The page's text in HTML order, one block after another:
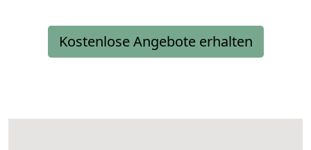
Kostenlose Angebote erhalten